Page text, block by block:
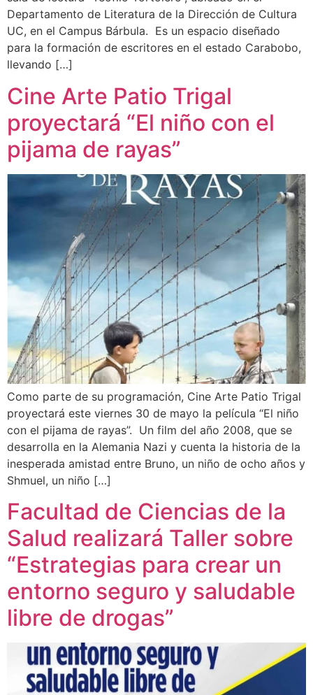
Departamento de Literatura de la Dirección de Cultura
UC, en el Campus Bárbula. Es un espacio diseñado
para la formación de escritores en el estado Carabobo,
llevando […]
Cine Arte Patio Trigal
proyectará “El niño con el
pijama de rayas”
Como parte de su programación, Cine Arte Patio Trigal
proyectará este viernes 30 de mayo la película “El niño
con el pijama de rayas”. Un film del año 2008, que se
desarrolla en la Alemania Nazi y cuenta la historia de la
inesperada amistad entre Bruno, un niño de ocho años y
Shmuel, un niño […]
Facultad de Ciencias de la
Salud realizará Taller sobre
“Estrategias para crear un
entorno seguro y saludable
libre de drogas”